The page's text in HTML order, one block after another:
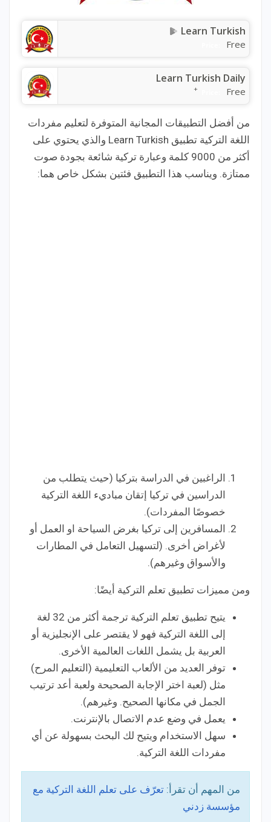
Learn Turkish
Free
Learn Turkish Daily
Free
+
من أفضل التطبيقات المجانية المتوفرة لتعليم مفردات
اللغة التركية تطبيق Learn Turkish والذي يحتوي على
أكثر من 9000 كلمة وعبارة تركية شائعة بجودة صوت
ممتازة. ويناسب هذا التطبيق فئتين بشكل خاص هما:
الراغبين في الدراسة بتركيا (حيث يتطلب من
الدراسين في تركيا إتقان مباديء اللغة التركية
خصوصًا المفردات).
المسافرين إلى تركيا بغرض السياحة او العمل أو
لأغراض أخرى. (لتسهيل التعامل في المطارات
والأسواق وغيرهم).
ومن مميزات تطبيق تعلم التركية أيضًا:
يتيح تطبيق تعلم التركية ترجمة أكثر من 32 لغة
إلى اللغة التركية فهو لا يقتصر على الإنجليزية أو
العربية بل يشمل اللغات العالمية الأخرى.
توفر العديد من الألعاب التعليمية (التعليم المرح)
مثل (لعبة اختر الإجابة الصحيحة ولعبة أعد ترتيب
الجمل في مكانها الصحيح. وغيرهم).
يعمل في وضع عدم الاتصال بالإنترنت.
سهل الاستخدام ويتيح لك البحث بسهولة عن أي
مفردات اللغة التركية.
من المهم أن تقرأ: تعرّف على تعلم اللغة التركية مع
مؤسسة زدني